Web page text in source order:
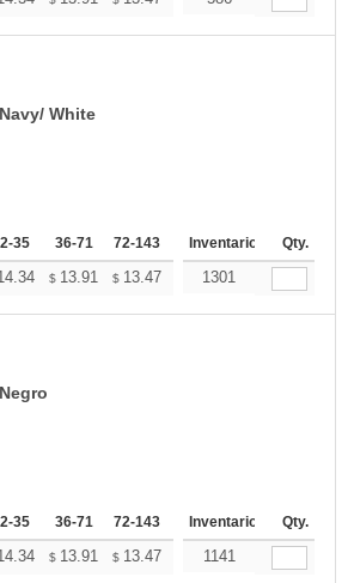
Navy/ White
35 36-71 72-143 144-287 288 +
Inventario Qty.
$ 13.91 $ 13.47 13.03
1301
Negro
35 36-71 72-143 144-287 288 +
Inventario Qty.
$ 13.91 $ 13.47 13.03
1141